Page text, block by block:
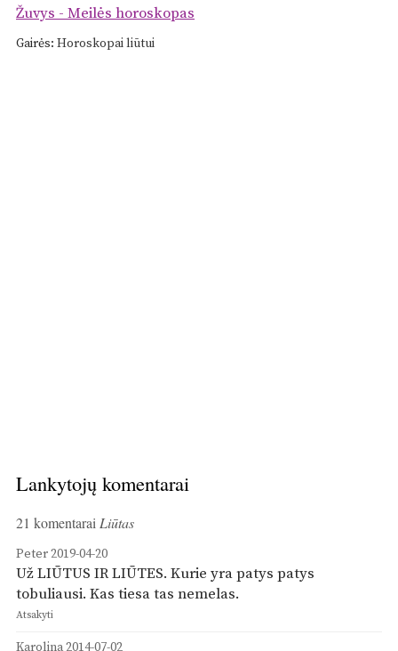
Žuvys - Meilės horoskopas
Gairės: Horoskopai liūtui
Lankytojų komentarai
21 komentarai Liūtas
Peter2019-04-20
Už LIŪTUS IR LIŪTES. Kurie yra patys patys
tobuliausi. Kas tiesa tas nemelas.
Atsakyti
Karolina2014-07-02